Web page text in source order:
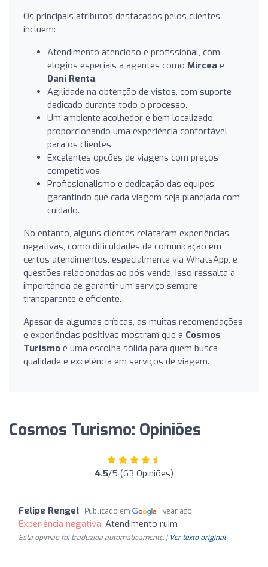
Os principais atributos destacados pelos clientes
incluem:
Atendimento atencioso e profissional, com
elogios especiais a agentes como Mircea e
Dani Renta.
Agilidade na obtenção de vistos, com suporte
dedicado durante todo o processo.
Um ambiente acolhedor e bem localizado,
proporcionando uma experiência confortável
para os clientes.
Excelentes opções de viagens com preços
competitivos.
Profissionalismo e dedicação das equipes,
garantindo que cada viagem seja planejada com
cuidado.
No entanto, alguns clientes relataram experiências
negativas, como dificuldades de comunicação em
certos atendimentos, especialmente via WhatsApp, e
questões relacionadas ao pós-venda. Isso ressalta a
importância de garantir um serviço sempre
transparente e eficiente.
Apesar de algumas críticas, as muitas recomendações
e experiências positivas mostram que a Cosmos
Turismo é uma escolha sólida para quem busca
qualidade e excelência em serviços de viagem.
Cosmos Turismo: Opiniões
4.5/5 (63 Opiniões)
Felipe Rengel Publicado em 1 year ago
Experiência negativa: Atendimento ruim
Esta opinião foi traduzida automaticamente. | Ver texto original